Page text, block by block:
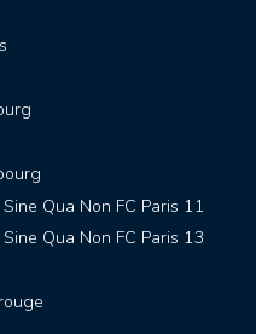
Sine Qua Non FC Paris 11
Sine Qua Non FC Paris 13